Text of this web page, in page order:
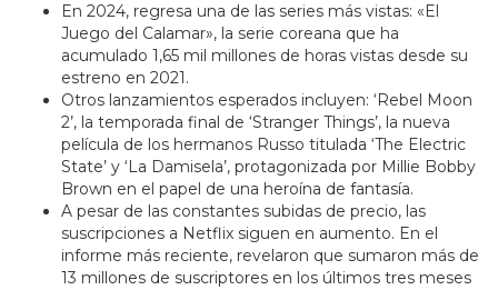
En 2024, regresa una de las series más vistas: «El
Juego del Calamar», la serie coreana que ha
acumulado 1,65 mil millones de horas vistas desde su
estreno en 2021.
Otros lanzamientos esperados incluyen: ‘Rebel Moon
2’, la temporada final de ‘Stranger Things’, la nueva
película de los hermanos Russo titulada ‘The Electric
State’ y ‘La Damisela’, protagonizada por Millie Bobby
Brown en el papel de una heroína de fantasía.
A pesar de las constantes subidas de precio, las
suscripciones a Netflix siguen en aumento. En el
informe más reciente, revelaron que sumaron más de
13 millones de suscriptores en los últimos tres meses